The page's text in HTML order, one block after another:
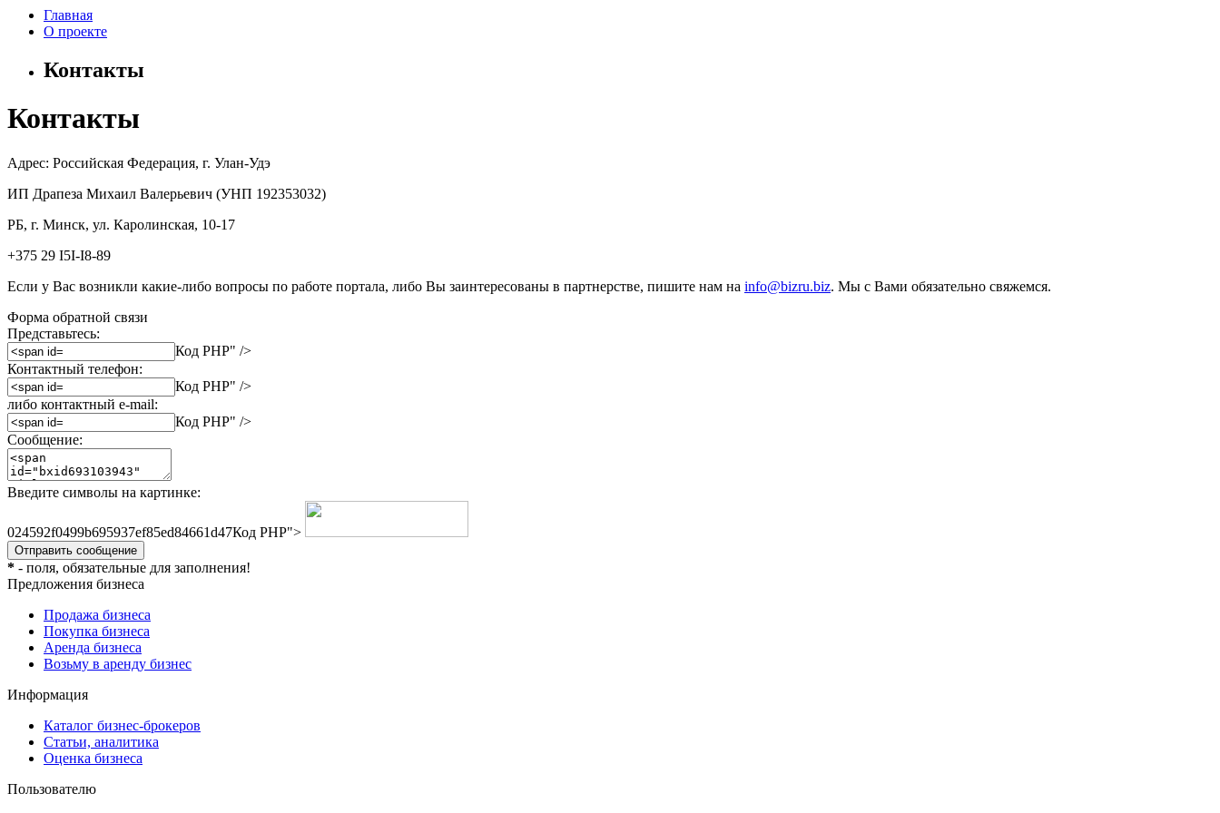
Главная
О проекте
Контакты
Контакты
Адрес: Российская Федерация, г. Улан-Удэ
ИП Драпеза Михаил Валерьевич (УНП 192353032)
РБ, г. Минск, ул. Каролинская, 10-17
+375 29 I5I-I8-89
Если у Вас возникли какие-либо вопросы по работе портала, либо Вы заинтересованы в партнерстве, пишите нам на info@bizru.biz. Мы с Вами обязательно свяжемся.
Форма обратной связи
Представьтесь:
Код PHP" />
Контактный телефон:
Код PHP" />
либо контактный e-mail:
Код PHP" />
Сообщение:
Введите символы на картинке:
024592f0499b695937ef85ed84661d47Код PHP">
* - поля, обязательные для заполнения!
Предложения бизнеса
Продажа бизнеса
Покупка бизнеса
Аренда бизнеса
Возьму в аренду бизнес
Информация
Каталог бизнес-брокеров
Статьи, аналитика
Оценка бизнеса
Пользователю